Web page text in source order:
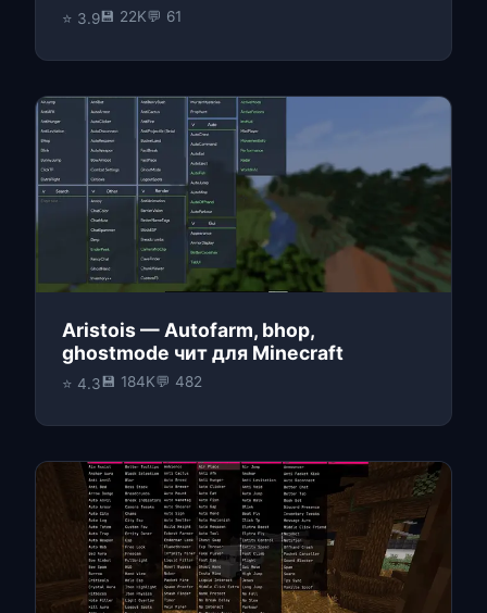
⭐ 3.9💾 22K💬 61
Aristois — Autofarm, bhop,
ghostmode чит для Minecraft
⭐ 4.3💾 184K💬 482